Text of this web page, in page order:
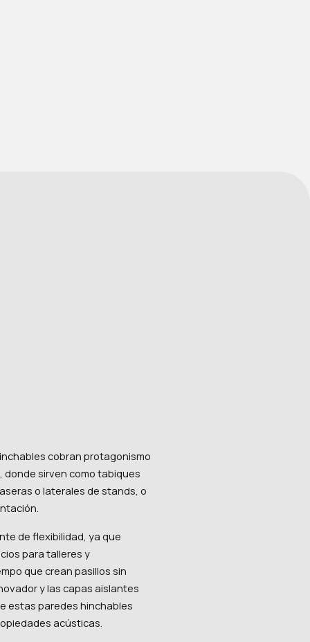
cobran protagonismo
donde sirven como tabiques
o laterales de stands, o
de flexibilidad, ya que
para talleres y
que crean pasillos sin
y las capas aislantes
estas paredes hinchables
acústicas.